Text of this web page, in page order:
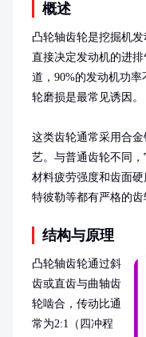
概述
凸轮轴齿轮是挖掘机
直接决定发动机的进
道，90%的发动机功
轮磨损是最常见诱因。
这类齿轮通常采用合
艺。与普通齿轮不同
材料疲劳强度和齿面
特彼勒等都有严格的齿
结构与原理
凸轮轴齿轮通过斜
齿或直齿与曲轴齿
轮啮合，传动比通
常为2:1（四冲程